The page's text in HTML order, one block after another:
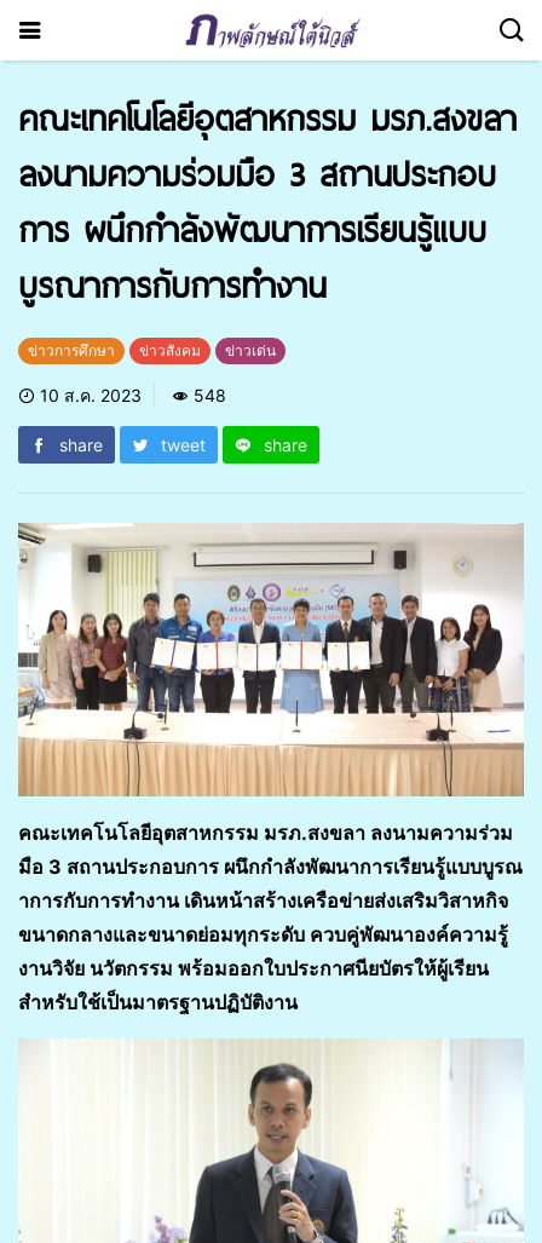
คณะเทคโนโลยีอุตสาหกรรม มรภ.สงขลา
ลงนามความร่วมมือ 3 สถานประกอบ
การ ผนึกกำลังพัฒนาการเรียนรู้แบบ
บูรณาการกับการทำงาน
ข่าวการศึกษา ข่าวสังคม ข่าวเด่น
10 ส.ค. 2023 548
share tweet share
คณะเทคโนโลยีอุตสาหกรรม มรภ.สงขลา ลงนามความร่วม
มือ 3 สถานประกอบการ ผนึกกำลังพัฒนาการเรียนรู้แบบบูรณ
าการกับการทำงาน เดินหน้าสร้างเครือข่ายส่งเสริมวิสาหกิจ
ขนาดกลางและขนาดย่อมทุกระดับ ควบคู่พัฒนาองค์ความรู้
งานวิจัย นวัตกรรม พร้อมออกใบประกาศนียบัตรให้ผู้เรียน
สำหรับใช้เป็นมาตรฐานปฏิบัติงาน